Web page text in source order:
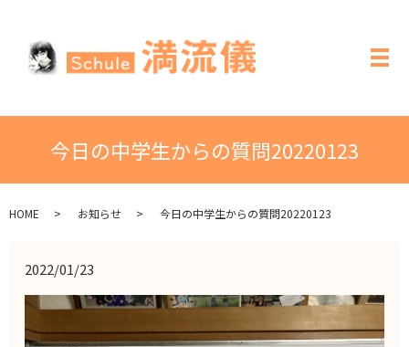
メ
今日の中学生からの質問20220123
HOME お知らせ 今日の中学生からの質問20220123
2022/01/23